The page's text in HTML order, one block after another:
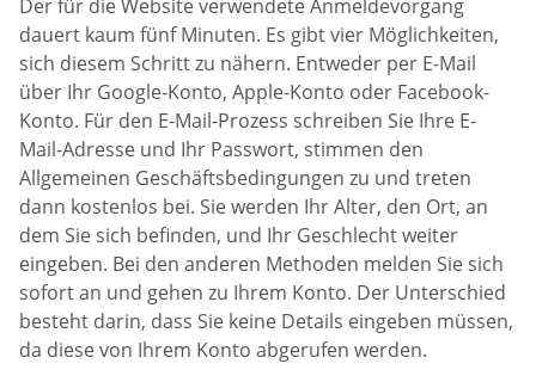
Der für die Website verwendete Anmeldevorgang
dauert kaum fünf Minuten. Es gibt vier Möglichkeiten,
sich diesem Schritt zu nähern. Entweder per E-Mail
über Ihr Google-Konto, Apple-Konto oder Facebook-
Konto. Für den E-Mail-Prozess schreiben Sie Ihre E-
Mail-Adresse und Ihr Passwort, stimmen den
Allgemeinen Geschäftsbedingungen zu und treten
dann kostenlos bei. Sie werden Ihr Alter, den Ort, an
dem Sie sich befinden, und Ihr Geschlecht weiter
eingeben. Bei den anderen Methoden melden Sie sich
sofort an und gehen zu Ihrem Konto. Der Unterschied
besteht darin, dass Sie keine Details eingeben müssen,
da diese von Ihrem Konto abgerufen werden.